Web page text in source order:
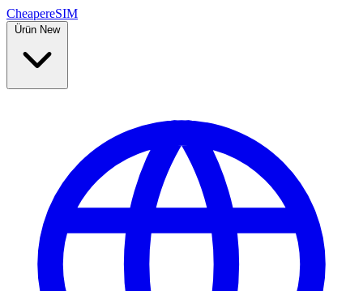
CheapereSIM
Ürün New